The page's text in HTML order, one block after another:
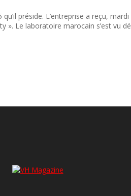
préside. L’entreprise a reçu,
». Le laboratoire marocain s’est vu